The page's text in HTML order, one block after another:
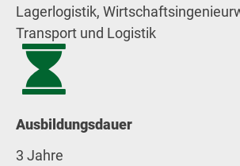
Lagerlogistik,
Transport und Logistik
Ausbildungsdauer
3 Jahre